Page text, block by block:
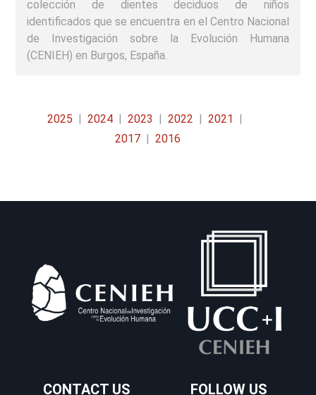
colección de dientes deciduos de niños
identificados que se encuentra en el Centro Nacional
de Investigación sobre la Evolución Humana
(CENIEH) en Burgos, España.
2025 2024 2023 2022
2021
2017
2016
CONTACT US FOLLOW US